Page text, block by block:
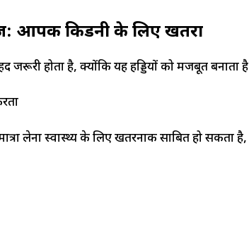
आपकी किडनी के लिए खतरा
जरूरी होता है, क्योंकि यह हड्डियों को मजबूत बनाता है
लेना स्वास्थ्य के लिए खतरनाक साबित हो सकता है,